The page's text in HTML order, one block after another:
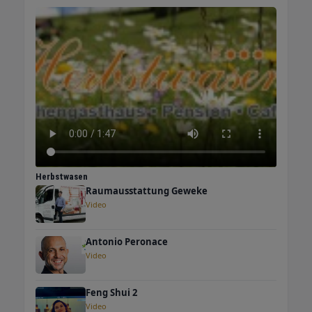
Herbstwasen
Raumausstattung Geweke
Video
Antonio Peronace
Video
Feng Shui 2
Video